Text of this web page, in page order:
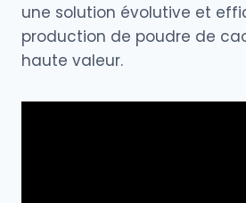
une solution évolutive et
production de poudre de
haute valeur.